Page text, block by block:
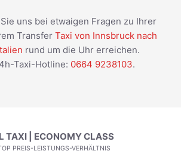
uns bei etwaigen Fragen zu Ihrer
Transfer Taxi von Innsbruck nach
rund um die Uhr erreichen.
Taxi-Hotline: 0664 9238103.
TAXI | ECONOMY CLASS
PREIS-LEISTUNGS-VERHÄLTNIS